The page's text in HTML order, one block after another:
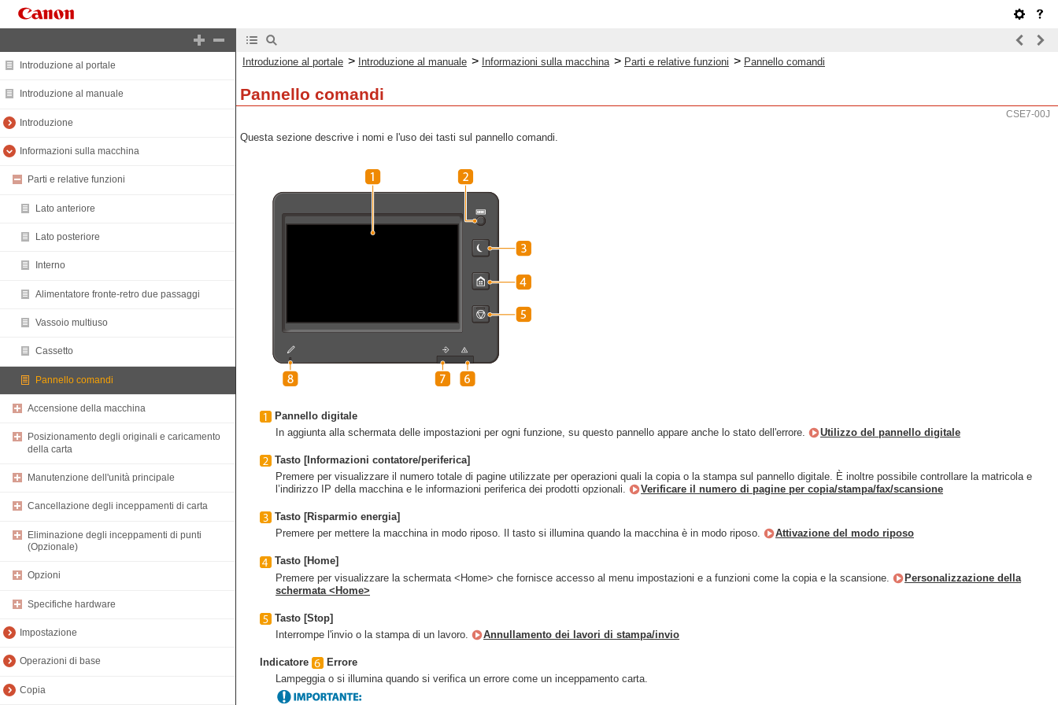
Introduzione al portale
Introduzione al manuale
Introduzione
Informazioni sulla macchina
Parti e relative funzioni
Lato anteriore
Lato posteriore
Interno
Alimentatore fronte-retro due passaggi
Vassoio multiuso
Cassetto
Pannello comandi
Accensione della macchina
Posizionamento degli originali e caricamento
della carta
Manutenzione dell'unità principale
Cancellazione degli inceppamenti di carta
Eliminazione degli inceppamenti di punti
(Opzionale)
Opzioni
Specifiche hardware
Impostazione
Operazioni di base
Copia
Introduzione al portale > Introduzione al manuale > Informazioni sulla macchina > Parti e relative funzioni > Pannello comandi
Pannello comandi
CSE7-00J
Questa sezione descrive i nomi e l'uso dei tasti sul pannello comandi.
Pannello digitale
In aggiunta alla schermata delle impostazioni per ogni funzione, su questo pannello appare anche lo stato dell'errore.
Utilizzo del pannello digitale
Tasto [Informazioni contatore/periferica]
Premere per visualizzare il numero totale di pagine utilizzate per operazioni quali la copia o la stampa sul pannello digitale. È inoltre possibile controllare la matricola e
l’indirizzo IP della macchina e le informazioni periferica dei prodotti opzionali.
Verificare il numero di pagine per copia/stampa/fax/scansione
Tasto [Risparmio energia]
Premere per mettere la macchina in modo riposo. Il tasto si illumina quando la macchina è in modo riposo.
Attivazione del modo riposo
Tasto [Home]
Premere per visualizzare la schermata <Home> che fornisce accesso al menu impostazioni e a funzioni come la copia e la scansione.
Personalizzazione della
schermata <Home>
Tasto [Stop]
Interrompe l'invio o la stampa di un lavoro.
Annullamento dei lavori di stampa/invio
Indicatore
Errore
Lampeggia o si illumina quando si verifica un errore come un inceppamento carta.